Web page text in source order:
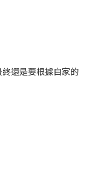
還是要根據自家的